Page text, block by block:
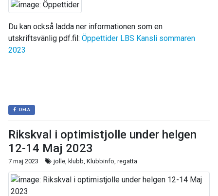
Du kan också ladda ner informationen som en
utskriftsvänlig pdf.fil: Öppettider LBS Kansli sommaren
2023
DELA
Rikskval i optimistjolle under helgen
12-14 Maj 2023
7 maj 2023 jolle, klubb, Klubbinfo, regatta